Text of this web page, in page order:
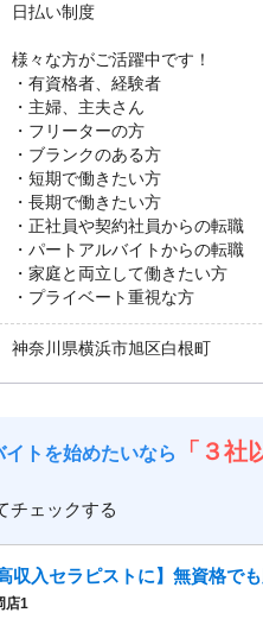
日払い制度
様々な方がご活躍中です！
・有資格者、経験者
・主婦、主夫さん
・フリーターの方
・ブランクのある方
・短期で働きたい方
・長期で働きたい方
・正社員や契約社員からの転職
・パートアルバイトからの転職
・家庭と両立して働きたい方
・プライベート重視な方
神奈川県横浜市旭区白根町
イトを始めたいなら 「３社
チェックする
店1